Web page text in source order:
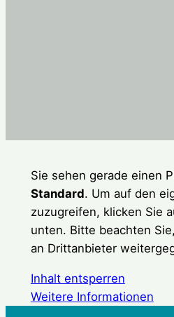
Sie sehen gerade einen
Standard. Um auf den
zuzugreifen, klicken Sie
unten. Bitte beachten
an Drittanbieter
Inhalt entsperren
Weitere Informationen